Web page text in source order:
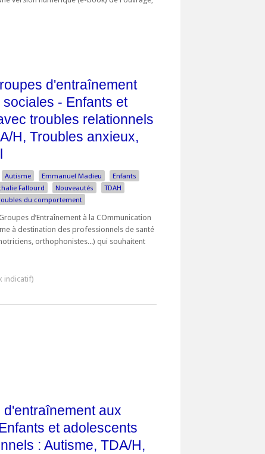
d'entraînement
- Enfants et
troubles relationnels
H, Troubles anxieux,
Autisme Emmanuel Madieu
Enfants
Fallourd Nouveautés
TDAH
du comportement
d’Entraînement à la COmmunication
à destination des professionnels de santé
orthophonistes...) qui souhaitent
aux
et adolescents
: Autisme, TDA/H,